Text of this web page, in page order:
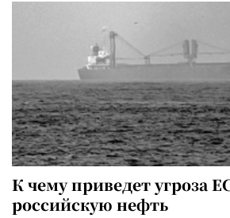
К чему приведет угроза
российскую нефть